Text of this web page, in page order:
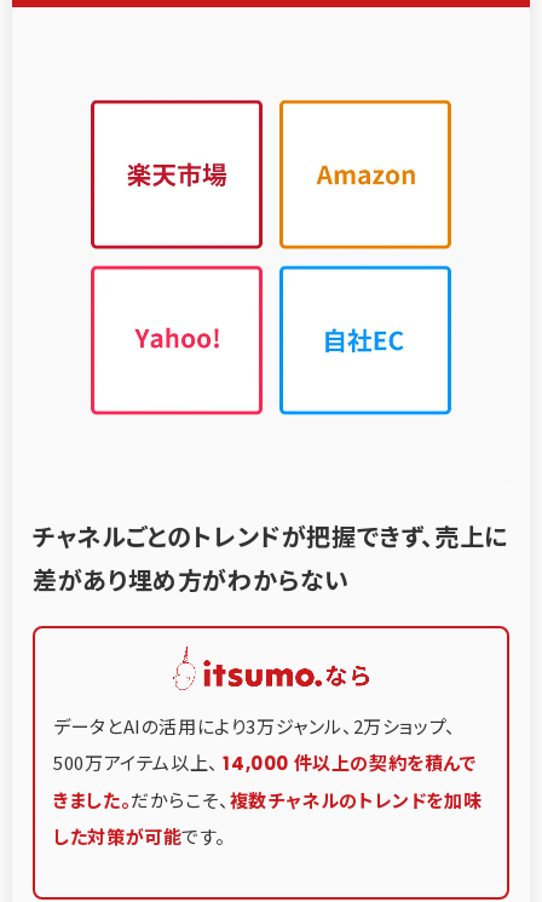
チャネルごとのトレンドが把握できず、売上に
差があり埋め方がわからない
データとAIの活用により3万ジャンル、2万ショップ、
500万アイテム以上、 14,000 件以上の契約を積んで
きました。だからこそ、 複数チャネルのトレンドを加味
した対策が可能です。